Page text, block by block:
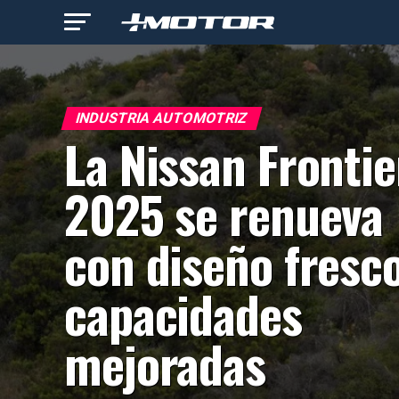
INDUSTRIA AUTOMOTRIZ
La Nissan
2025 se renueva
con diseño
capacidades
mejoradas